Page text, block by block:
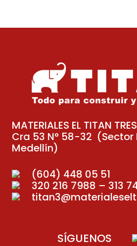
MATERIALES EL TITAN TRES
Cra 53 N° 58-32 (Sector
Medellín)
(604) 448 05 51
320 216 7988 – 313
SÍGUENOS